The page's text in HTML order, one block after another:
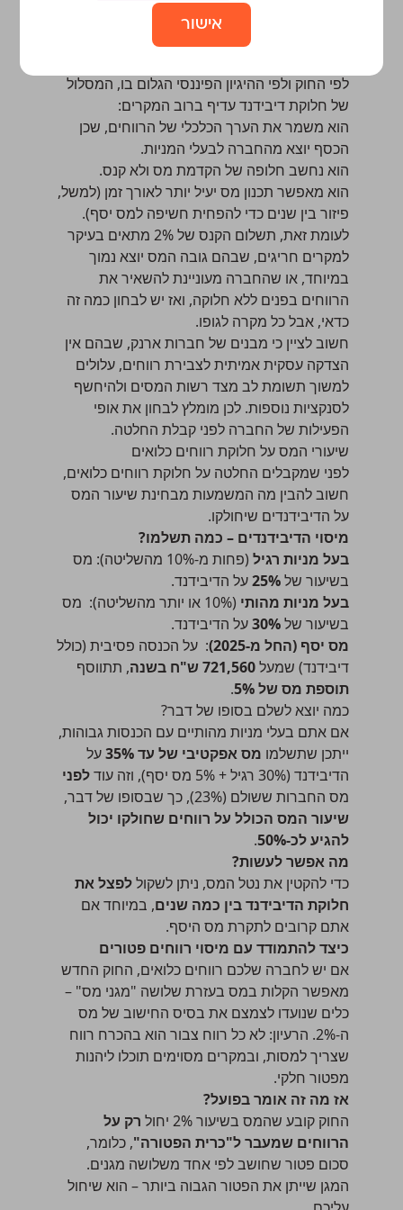
מהווה הוצאה חד-צדדית, אלא הקדמה של מס על
חלוקה שהייתה מתבצעת בעתיד ממילא.
לפי החוק ולפי ההיגיון הפיננסי הגלום בו, המסלול
של חלוקת דיבידנד עדיף ברוב המקרים:
הוא משמר את הערך הכלכלי של הרווחים, שכן
הכסף יוצא מהחברה לבעלי המניות.
הוא נחשב חלופה של הקדמת מס ולא קנס.
הוא מאפשר תכנון מס יעיל יותר לאורך זמן (למשל,
פיזור בין שנים כדי להפחית חשיפה למס יסף).
לעומת זאת, תשלום הקנס של 2% מתאים בעיקר
למקרים חריגים, שבהם גובה המס יוצא נמוך
במיוחד, או שהחברה מעוניינת להשאיר את
הרווחים בפנים ללא חלוקה, ואז יש לבחון כמה זה
כדאי, אבל כל מקרה לגופו.
חשוב לציין כי מבנים של חברות ארנק, שבהם אין
הצדקה עסקית אמיתית לצבירת רווחים, עלולים
למשוך תשומת לב מצד רשות המסים ולהיחשף
לסנקציות נוספות. לכן מומלץ לבחון את אופי
הפעילות של החברה לפני קבלת החלטה.
שיעורי המס על חלוקת רווחים כלואים
לפני שמקבלים החלטה על חלוקת רווחים כלואים,
חשוב להבין מה המשמעות מבחינת שיעור המס
על הדיבידנדים שיחולקו.
מיסוי הדיבידנדים – כמה תשלמו?
בעל מניות רגיל
(פחות מ-10% מהשליטה): מס
בשיעור של25%על הדיבידנד.
בעל מניות מהותי
(10% או יותר מהשליטה): מס
בשיעור של30%על הדיבידנד.
מס יסף (החל מ-2025)
: על הכנסה פסיבית (כולל
דיבידנד) שמעל721,560 ש"ח בשנה
, תתווסף
תוספת מס של 5%
.
כמה יוצא לשלם בסופו של דבר?
אם אתם בעלי מניות מהותיים עם הכנסות גבוהות,
ייתכן שתשלמו מס אפקטיבי של עד 35%
על
הדיבידנד (30% רגיל + 5% מס יסף), וזה עוד
לפני
מס החברות ששולם (23%), כך שבסופו של דבר,
שיעור המס הכולל על רווחים שחולקו יכול
להגיע לכ-50%
.
מה אפשר לעשות?
כדי להקטין את נטל המס, ניתן לשקוללפצל את
חלוקת הדיבידנד בין כמה שנים, במיוחד אם
אתם קרובים לתקרת מס היסף.
כיצד להתמודד עם מיסוי רווחים פטורים
אם יש לחברה שלכם רווחים כלואים, החוק החדש
מאפשר הקלות במס בעזרת שלושה "מגני מס" –
כלים שנועדו לצמצם את בסיס החישוב של מס
ה-2%. הרעיון: לא כל רווח צבור הוא בהכרח רווח
שצריך למסות, ובמקרים מסוימים תוכלו ליהנות
מפטור חלקי.
אז מה זה אומר בפועל?
החוק קובע שהמס בשיעור 2% יחול
רק על
הרווחים שמעבר ל"כרית הפטורה", כלומר,
סכום פטור שחושב לפי אחד משלושה מגנים.
המגן שייתן את הפטור הגבוה ביותר – הוא שיחול
אישור